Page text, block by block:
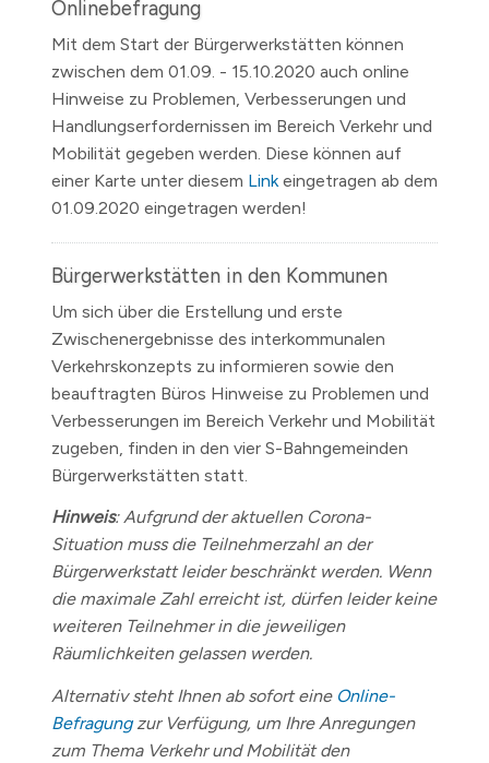
Onlinebefragung
Mit dem Start der Bürgerwerkstätten können
zwischen dem 01.09. - 15.10.2020 auch online
Hinweise zu Problemen, Verbesserungen und
Handlungserfordernissen im Bereich Verkehr und
Mobilität gegeben werden. Diese können auf
einer Karte unter diesem Linkeingetragen ab dem
01.09.2020 eingetragen werden!
Bürgerwerkstätten in den Kommunen
Um sich über die Erstellung und erste
Zwischenergebnisse des interkommunalen
Verkehrskonzepts zu informieren sowie den
beauftragten Büros Hinweise zu Problemen und
Verbesserungen im Bereich Verkehr und Mobilität
zugeben, finden in den vier S-Bahngemeinden
Bürgerwerkstätten statt.
Hinweis: Aufgrund der aktuellen Corona-
Situation muss die Teilnehmerzahl an der
Bürgerwerkstatt leider beschränkt werden. Wenn
die maximale Zahl erreicht ist, dürfen leider keine
weiteren Teilnehmer in die jeweiligen
Räumlichkeiten gelassen werden.
Alternativ steht Ihnen ab sofort eine Online-
Befragungzur Verfügung, um Ihre Anregungen
zum Thema Verkehr und Mobilität den